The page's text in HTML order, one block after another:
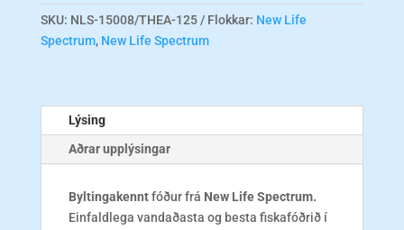
w/Extra
Garlic
SKU: NLS-15008/THEA-125 Flokkar: New Life
Spectrum, New Life Spectrum
Lýsing
Aðrar upplýsingar
Byltingakenntfóður frá New Life Spectrum.
Einfaldlega vandaðasta og besta fiskafóðrið í